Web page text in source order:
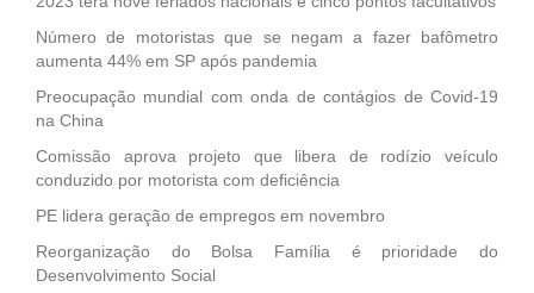
Número de motoristas que se negam a fazer bafômetro
aumenta 44% em SP após pandemia
Preocupação mundial com onda de contágios de Covid-19
na China
Comissão aprova projeto que libera de rodízio veículo
conduzido por motorista com deficiência
PE lidera geração de empregos em novembro
Reorganização do Bolsa Família é prioridade do
Desenvolvimento Social